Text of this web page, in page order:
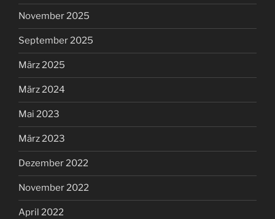
November 2025
September 2025
März 2025
März 2024
Mai 2023
März 2023
Dezember 2022
November 2022
April 2022